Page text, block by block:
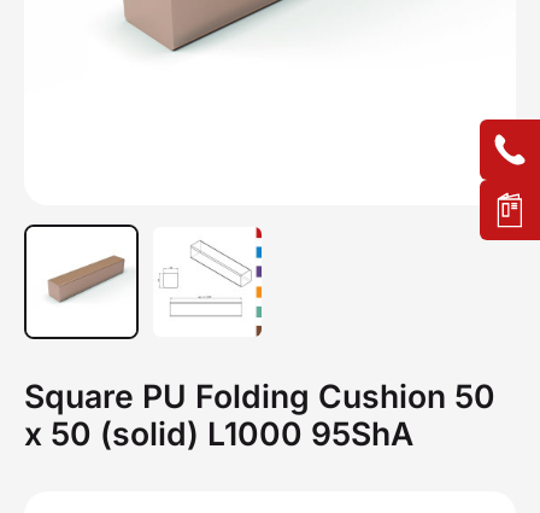
Square PU Folding Cushion 50
x 50 (solid) L1000 95ShA